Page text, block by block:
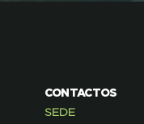
CONTACTOS
SEDE